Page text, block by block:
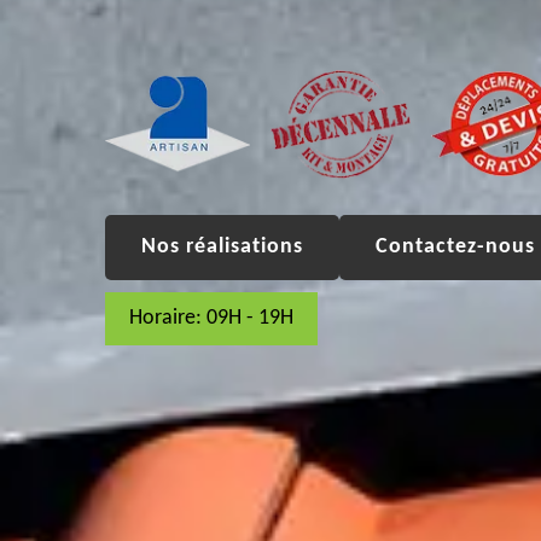
Nos réalisations Contactez-nous
Horaire: 09H - 19H